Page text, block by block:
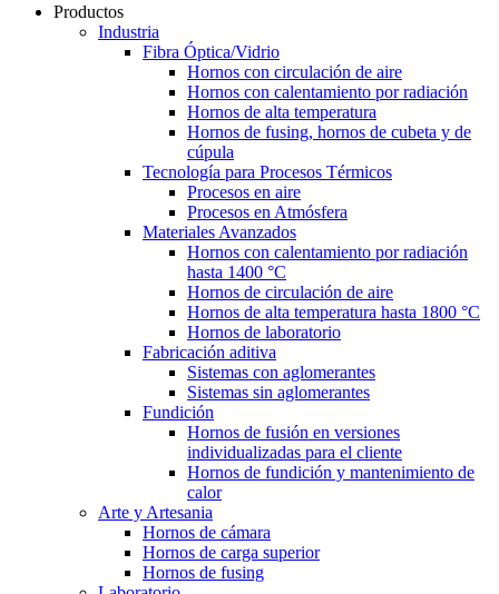
Productos
Industria
Fibra Óptica/Vidrio
Hornos con circulación de aire
Hornos con calentamiento por radiación
Hornos de alta temperatura
Hornos de fusing, hornos de cubeta y de
cúpula
Tecnología para Procesos Térmicos
Procesos en aire
Procesos en Atmósfera
Materiales Avanzados
Hornos con calentamiento por radiación
hasta 1400 °C
Hornos de circulación de aire
Hornos de alta temperatura hasta 1800 °C
Hornos de laboratorio
Fabricación aditiva
Sistemas con aglomerantes
Sistemas sin aglomerantes
Fundición
Hornos de fusión en versiones
individualizadas para el cliente
Hornos de fundición y mantenimiento de
calor
Arte y Artesania
Hornos de cámara
Hornos de carga superior
Hornos de fusing